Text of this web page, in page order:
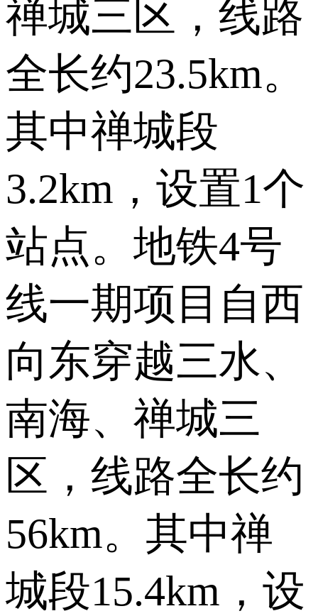
禅城三区，线路
全长约23.5km。
其中禅城段
3.2km，设置1个
站点。地铁4号
线一期项目自西
向东穿越三水、
南海、禅城三
区，线路全长约
56km。其中禅
城段15.4km，设